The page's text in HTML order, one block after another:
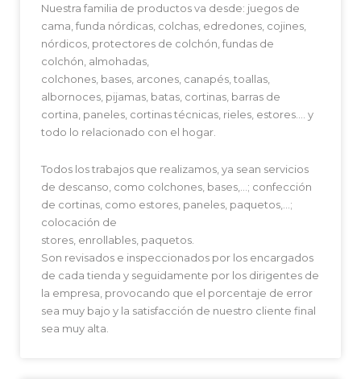
Nuestra familia de productos va desde: juegos de
cama, funda nórdicas, colchas, edredones, cojines,
nórdicos, protectores de colchón, fundas de
colchón, almohadas,
colchones, bases, arcones, canapés, toallas,
albornoces, pijamas, batas, cortinas, barras de
cortina, paneles, cortinas técnicas, rieles, estores…. y
todo lo relacionado con el hogar.
Todos los trabajos que realizamos, ya sean servicios
de descanso, como colchones, bases,…; confección
de cortinas, como estores, paneles, paquetos,…;
colocación de
stores, enrollables, paquetos.
Son revisados e inspeccionados por los encargados
de cada tienda y seguidamente por los dirigentes de
la empresa, provocando que el porcentaje de error
sea muy bajo y la satisfacción de nuestro cliente final
sea muy alta.